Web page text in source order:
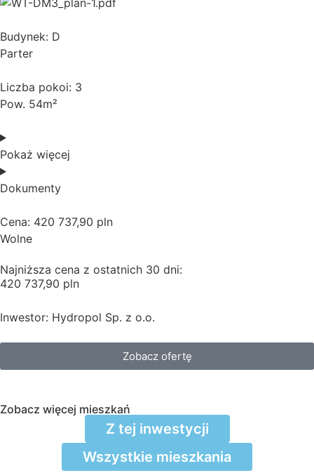
Budynek: D
Parter
Liczba pokoi: 3
Pow. 54m²
Pokaż więcej
Dokumenty
Cena: 420 737,90 pln
Wolne
Najniższa cena z ostatnich 30 dni:
420 737,90 pln
Inwestor: Hydropol Sp. z o.o.
Zobacz ofertę
Zobacz więcej mieszkań
Z tej inwestycji
Wszystkie mieszkania